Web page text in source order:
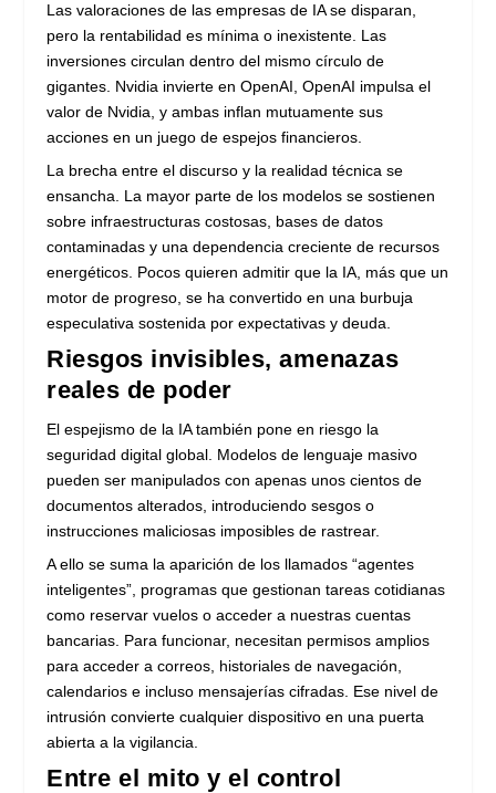
Las valoraciones de las empresas de IA se disparan,
pero la rentabilidad es mínima o inexistente. Las
inversiones circulan dentro del mismo círculo de
gigantes. Nvidia invierte en OpenAI, OpenAI impulsa el
valor de Nvidia, y ambas inflan mutuamente sus
acciones en un juego de espejos financieros.
La brecha entre el discurso y la realidad técnica se
ensancha. La mayor parte de los modelos se sostienen
sobre infraestructuras costosas, bases de datos
contaminadas y una dependencia creciente de recursos
energéticos. Pocos quieren admitir que la IA, más que un
motor de progreso, se ha convertido en una burbuja
especulativa sostenida por expectativas y deuda.
Riesgos invisibles, amenazas
reales de poder
El espejismo de la IA también pone en riesgo la
seguridad digital global. Modelos de lenguaje masivo
pueden ser manipulados con apenas unos cientos de
documentos alterados, introduciendo sesgos o
instrucciones maliciosas imposibles de rastrear.
A ello se suma la aparición de los llamados “agentes
inteligentes”, programas que gestionan tareas cotidianas
como reservar vuelos o acceder a nuestras cuentas
bancarias. Para funcionar, necesitan permisos amplios
para acceder a correos, historiales de navegación,
calendarios e incluso mensajerías cifradas. Ese nivel de
intrusión convierte cualquier dispositivo en una puerta
abierta a la vigilancia.
Entre el mito y el control